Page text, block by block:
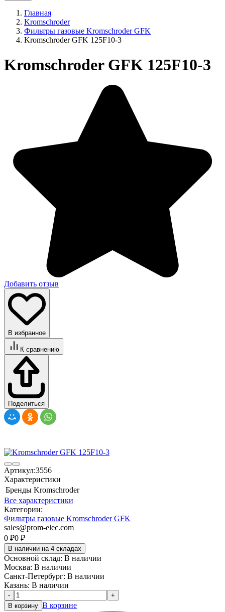
Главная
Kromschroder
Фильтры газовые Kromschroder GFK
Kromschroder GFK 125F10-3
Kromschroder GFK 125F10-3
Добавить отзыв
В избранное
К сравнению
Поделиться
Артикул:3556
Характеристики
Бренды Kromschroder
Все характеристики
Категории:
Фильтры газовые Kromschroder GFK
sales@prom-elec.com
0 ₽0 ₽
В наличии на 4 складах
Основной склад: В наличии
Москва: В наличии
Санкт-Петербург: В наличии
Казань: В наличии
-
+
В корзину В корзине